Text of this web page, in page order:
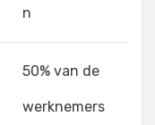
n
50% van de
werknemers